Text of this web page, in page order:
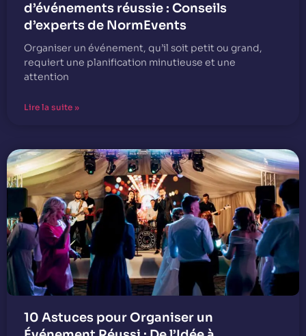
d’événements réussie : Conseils
d’experts de NormEvents
Organiser un événement, qu’il soit petit ou grand,
requiert une planification minutieuse et une
attention
Lire la suite »
10 Astuces pour Organiser un